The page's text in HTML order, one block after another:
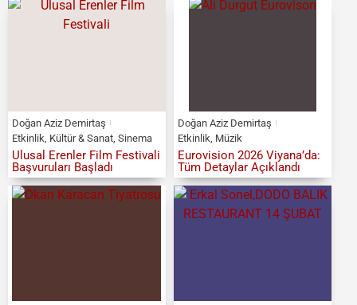
Doğan Aziz Demirtaş
Etkinlik Kültür & Sanat Sinema
Ulusal Erenler Film Festivali
Başvuruları Başladı
Doğan Aziz Demirtaş
Etkinlik Müzik
Eurovision 2026 Viyana’da:
Tüm Detaylar Açıklandı